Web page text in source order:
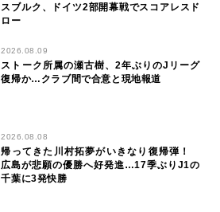
スブルク、ドイツ2部開幕戦でスコアレスド
ロー
2026.08.09
ストーク所属の瀬古樹、2年ぶりのJリーグ
復帰か…クラブ間で合意と現地報道
2026.08.08
帰ってきた川村拓夢がいきなり復帰弾！
広島が悲願の優勝へ好発進…17季ぶりJ1の
千葉に3発快勝